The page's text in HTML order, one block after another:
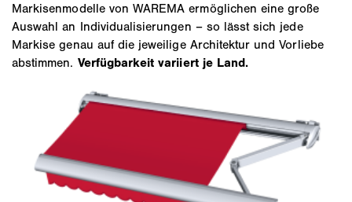
Markisenmodelle von WAREMA ermöglichen eine große
Auswahl an Individualisierungen – so lässt sich jede
Markise genau auf die jeweilige Architektur und Vorliebe
abstimmen. Verfügbarkeit variiert je Land.